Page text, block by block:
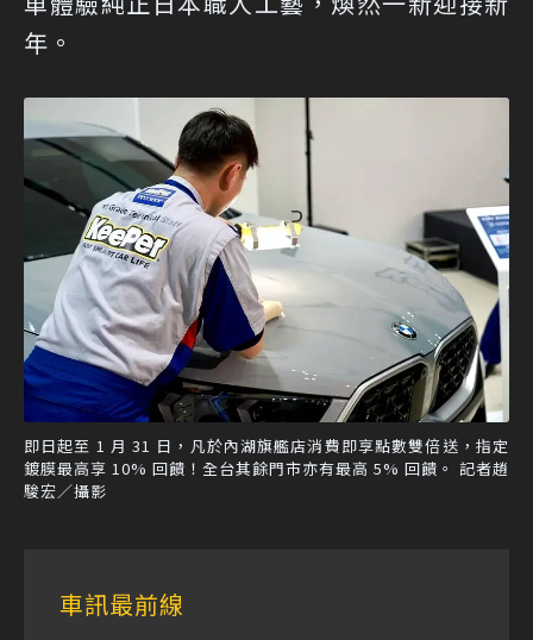
年。
即日起至 1 月 31 日，凡於內湖旗艦店消費即享點數雙倍送，指定
鍍膜最高享 10% 回饋！全台其餘門市亦有最高 5% 回饋。 記者趙
駿宏／攝影
車訊最前線